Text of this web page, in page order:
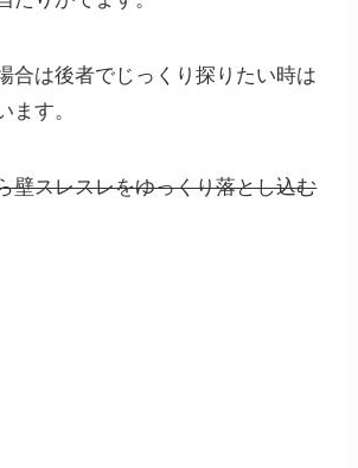
合は後者でじっくり探りたい時は
ます。
壁スレスレをゆっくり落とし込む